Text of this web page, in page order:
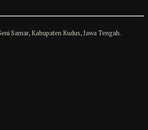
Samar, Kabupaten Kudus, Jawa Tengah.